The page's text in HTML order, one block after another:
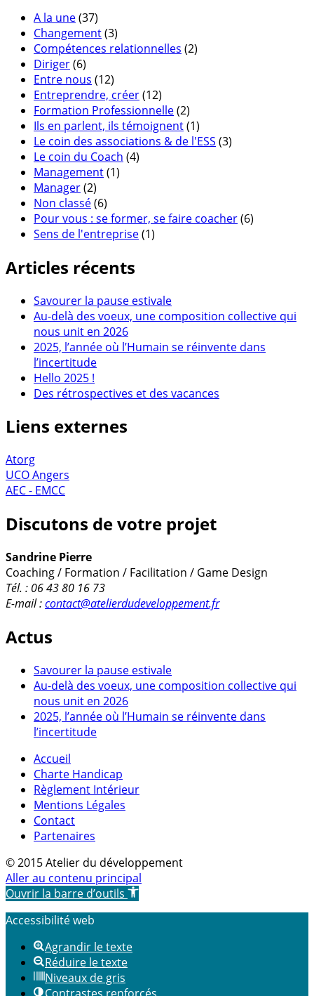
A la une(37)
Changement(3)
Compétences relationnelles (2)
Diriger(6)
Entre nous (12)
Entreprendre, créer(12)
Formation Professionnelle(2)
Ils en parlent, ils témoignent(1)
Le coin des associations & de l'ESS (3)
Le coin du Coach (4)
Management(1)
Manager(2)
Non classé(6)
Pour vous : se former, se faire coacher(6)
Sens de l'entreprise(1)
Articles récents
Savourer la pause estivale
Au-delà des voeux, une composition collective qui
nous unit en 2026
2025, l’année où l’Humain se réinvente dans
l’incertitude
Hello 2025 !
Des rétrospectives et des vacances
Liens externes
Atorg
UCO Angers
AEC - EMCC
Discutons de votre projet
Sandrine Pierre
Coaching / Formation / Facilitation / Game Design
Tél. : 06 43 80 16 73
E-mail :contact@atelierdudeveloppement.fr
Actus
Savourer la pause estivale
Au-delà des voeux, une composition collective qui
nous unit en 2026
2025, l’année où l’Humain se réinvente dans
l’incertitude
Accueil
Charte Handicap
Règlement Intérieur
Mentions Légales
Contact
Partenaires
© 2015 Atelier du développement
Aller au contenu principal
Ouvrir la barre d’outils
Accessibilité web
Agrandir le texte
Réduire le texte
Niveaux de gris